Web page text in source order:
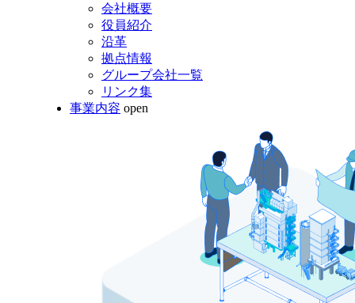
会社概要
役員紹介
沿革
拠点情報
グループ会社一覧
リンク集
事業内容 open